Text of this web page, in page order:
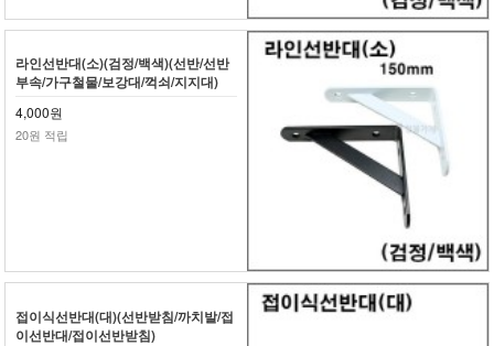
라인선반대(소)(검정/백색)(선반/선반
부속/가구철물/보강대/꺽쇠/지지대)
4,000원
20원 적립
접이식선반대(대)(선반받침/까치발/접
이선반대/접이선반받침)